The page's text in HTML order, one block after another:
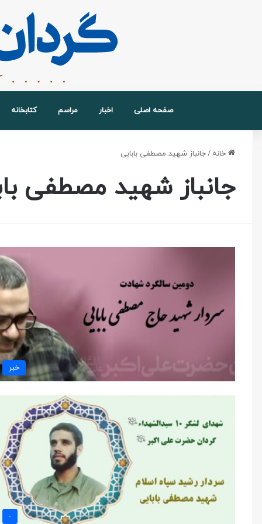
صفحه اصلی اخبار مراسم کتابخانه
خانه /جانباز شهید مصطفی بابایی
جانباز شهید مصطفی
خبر
-